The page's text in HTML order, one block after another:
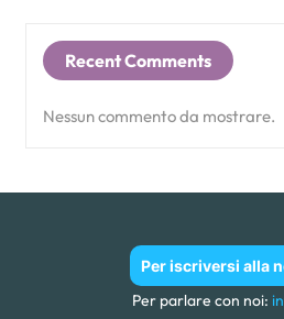
Recent Comments
Nessun commento da mostrare.
Per iscriversi alla
Per parlare con noi: